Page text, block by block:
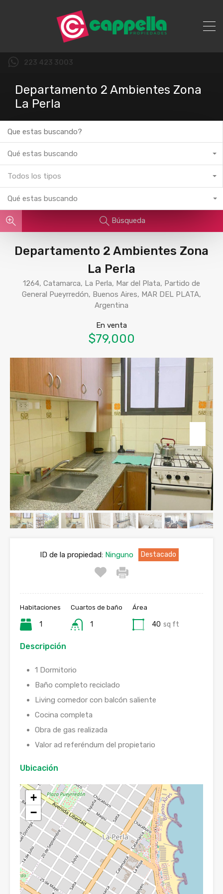
223 423 3003
Departamento 2 Ambientes Zona
La Perla
Qué estas buscando
Todos los tipos
Qué estas buscando
Búsqueda
Departamento 2 Ambientes Zona
La Perla
1264, Catamarca, La Perla, Mar del Plata, Partido de
General Pueyrredón, Buenos Aires, MAR DEL PLATA,
Argentina
En venta
$79,000
ID de la propiedad:Ninguno Destacado
Habitaciones
1
Cuartos de baño
1
Área
40 sq ft
Descripción
1 Dormitorio
Baño completo reciclado
Living comedor con balcón saliente
Cocina completa
Obra de gas realizada
Valor ad referéndum del propietario
Ubicación
+
−